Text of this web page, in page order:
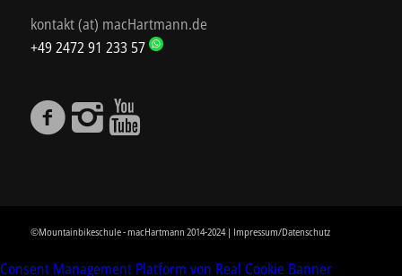
kontakt (at) macHartmann.de
+49 2472 91 233 57
©Mountainbikeschule - macHartmann 2014-2024 | Impressum/Datenschutz
Consent Management Platform von Real Cookie Banner